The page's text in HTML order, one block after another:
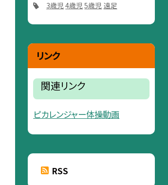
3歳児4歳児5歳児 遠足
リンク
関連リンク
ピカレンジャー体操動画
RSS